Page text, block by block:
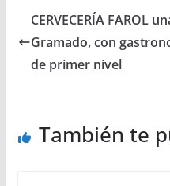
CERVECERÍA FAROL
Gramado, con
de primer nivel
También te